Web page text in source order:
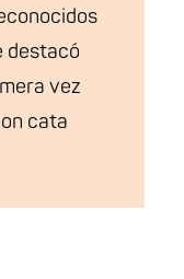
destacó
vez
cata